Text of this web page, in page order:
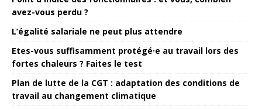
avez-vous perdu ?
L’égalité salariale ne peut plus attendre
Etes-vous suffisamment protégé·e au travail lors des
fortes chaleurs ? Faites le test
Plan de lutte de la CGT : adaptation des conditions de
travail au changement climatique